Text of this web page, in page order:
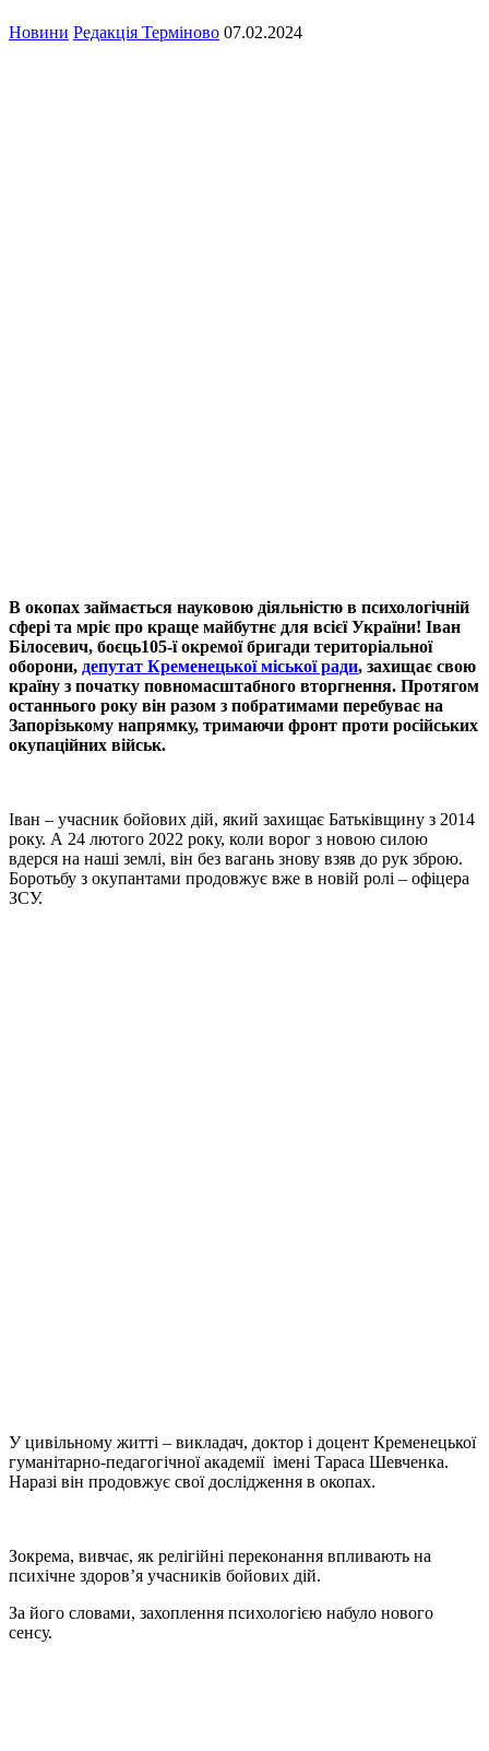
Новини Редакція Терміново 07.02.2024
В окопах займається науковою діяльністю в психологічній
сфері та мріє про краще майбутнє для всієї України! Іван
Білосевич, боєць105-ї окремої бригади територіальної
оборони, депутат Кременецької міської ради, захищає свою
країну з початку повномасштабного вторгнення. Протягом
останнього року він разом з побратимами перебуває на
Запорізькому напрямку, тримаючи фронт проти російських
окупаційних військ.
Іван – учасник бойових дій, який захищає Батьківщину з 2014
року. А 24 лютого 2022 року, коли ворог з новою силою
вдерся на наші землі, він без вагань знову взяв до рук зброю.
Боротьбу з окупантами продовжує вже в новій ролі – офіцера
ЗСУ.
У цивільному житті – викладач, доктор і доцент Кременецької
гуманітарно-педагогічної академії імені Тараса Шевченка.
Наразі він продовжує свої дослідження в окопах.
Зокрема, вивчає, як релігійні переконання впливають на
психічне здоров’я учасників бойових дій.
За його словами, захоплення психологією набуло нового
сенсу.